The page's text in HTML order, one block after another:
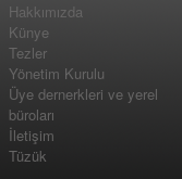
Hakkımızda
Künye
Tezler
Yönetim Kurulu
Üye dernerkleri ve yerel
büroları
İletişim
Tüzük